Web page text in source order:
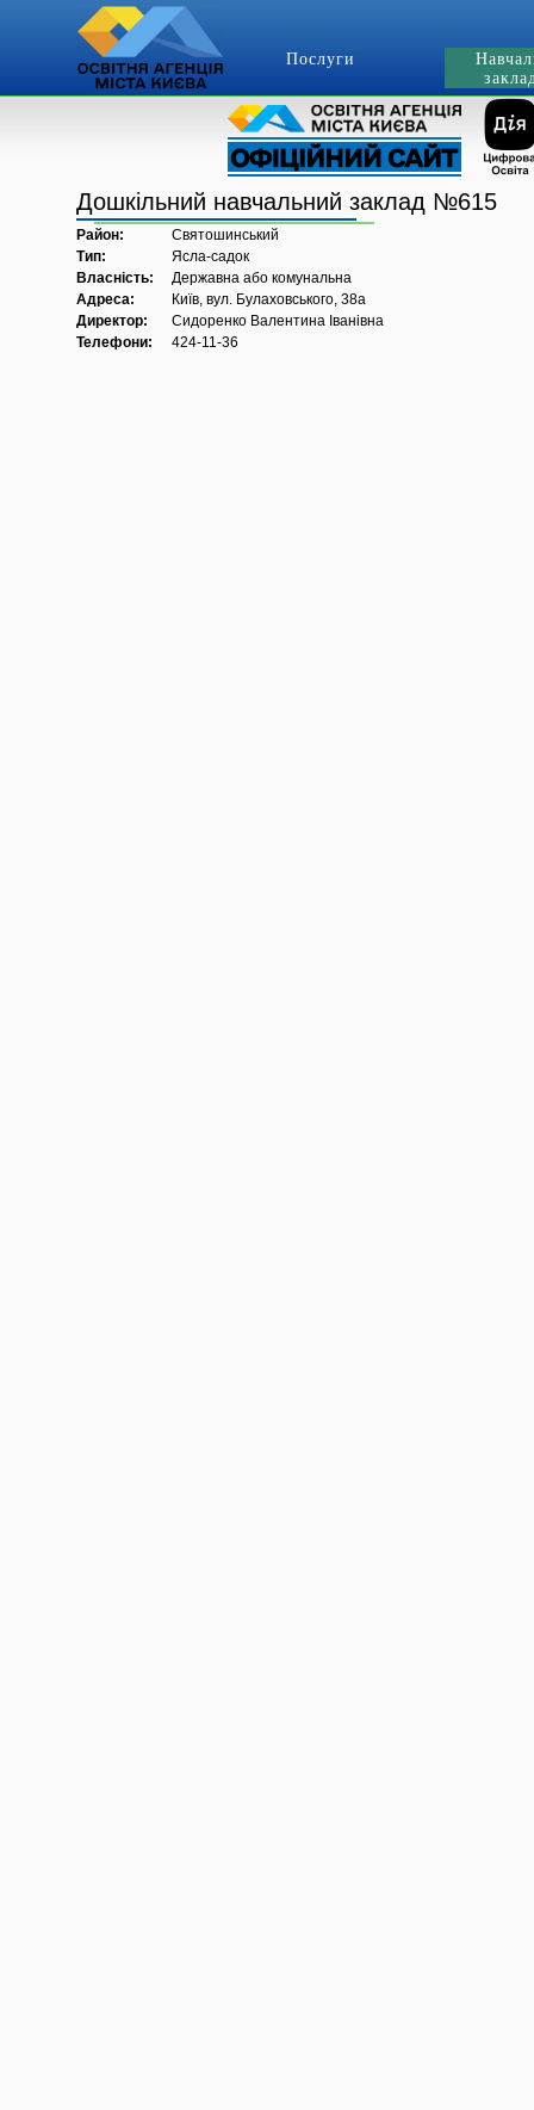
Послуги
Дошкільний навчальний заклад №615
Район:
Святошинський
Тип:
Ясла-садок
Власність:
Державна або комунальна
Адреса:
Київ, вул. Булаховського, 38а
Директор:
Сидоренко Валентина Іванівна
Телефони:
424-11-36